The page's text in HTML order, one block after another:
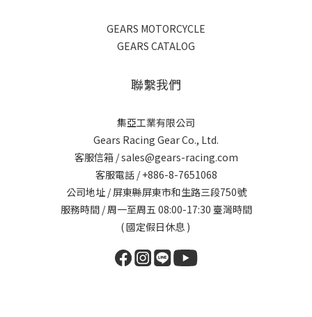
GEARS MOTORCYCLE
GEARS CATALOG
聯繫我們
集亞工業有限公司
Gears Racing Gear Co., Ltd.
客服信箱 / sales@gears-racing.com
客服電話 / +886-8-7651068
公司地址 / 屏東縣屏東市和生路三段750號
服務時間 / 周一至周五 08:00-17:30 臺灣時間
( 國定假日休息 )